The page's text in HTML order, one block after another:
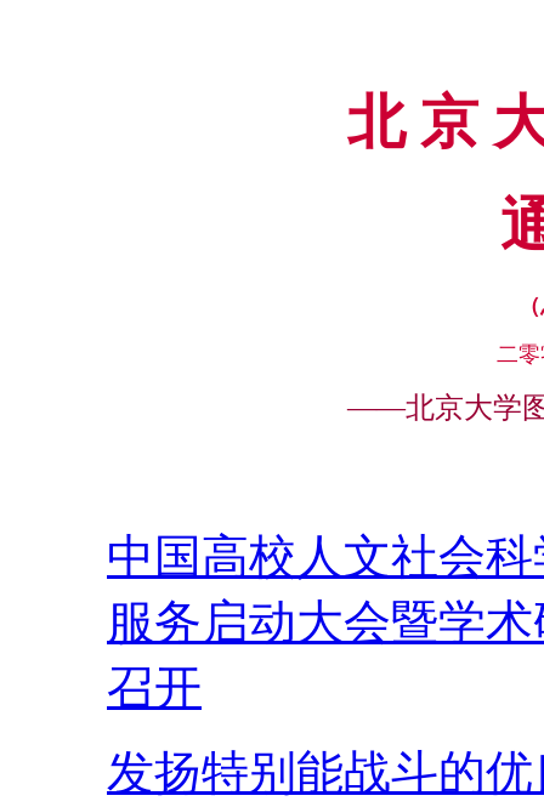
北 京
（
二
——北京大学
中国高校人文社会
服务启动大会暨学
召开
发扬特别能战斗的